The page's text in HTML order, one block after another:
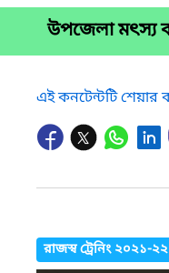
উপজেলা মৎস্য
এই কনটেন্টটি
রাজস্ব ট্রেনিং ২০২১-